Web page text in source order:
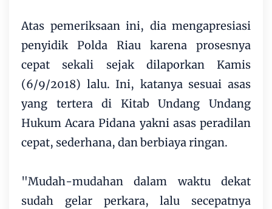
Atas pemeriksaan ini, dia mengapresiasi
penyidik Polda Riau karena prosesnya
cepat sekali sejak dilaporkan Kamis
(6/9/2018) lalu. Ini, katanya sesuai asas
yang tertera di Kitab Undang Undang
Hukum Acara Pidana yakni asas peradilan
cepat, sederhana, dan berbiaya ringan.
"Mudah-mudahan dalam waktu dekat
sudah gelar perkara, lalu secepatnya